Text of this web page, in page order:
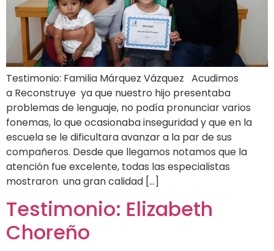
Testimonio: Familia Márquez Vázquez Acudimos
a Reconstruye ya que nuestro hijo presentaba
problemas de lenguaje, no podía pronunciar varios
fonemas, lo que ocasionaba inseguridad y que en la
escuela se le dificultara avanzar a la par de sus
compañeros. Desde que llegamos notamos que la
atención fue excelente, todas las especialistas
mostraron una gran calidad […]
Testimonio: Elizabeth
Choreño